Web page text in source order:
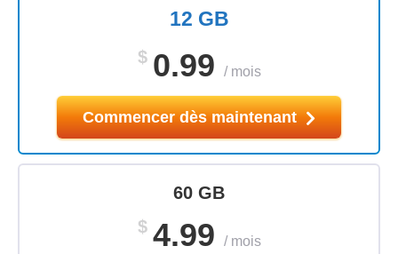
12 GB
$ 0.99 / mois
Commencer dès maintenant
60 GB
$ 4.99 / mois